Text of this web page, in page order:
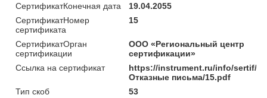
СертификатКонечная дата
19.04.2055
СертификатНомер
сертификата
15
СертификатОрган
сертификации
ООО «Региональный центр
сертификации»
Ссылка на сертификат
https://instrument.ru/info/sertif/
Отказные письма/15.pdf
Тип скоб
53